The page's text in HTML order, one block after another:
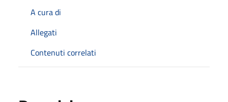
A cura di
Allegati
Contenuti correlati